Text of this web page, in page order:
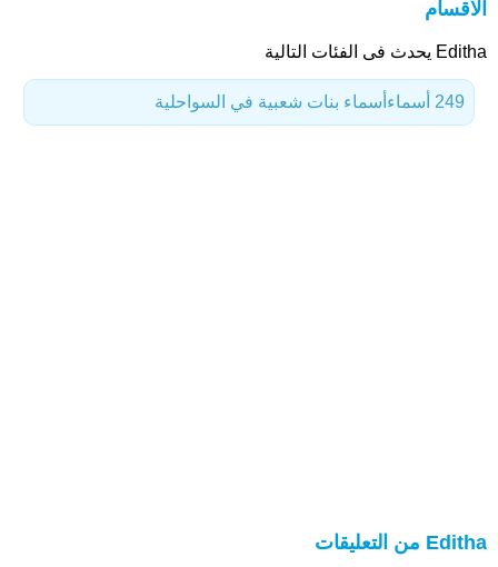
الأقسام
Editha يحدث فى الفئات التالية
أسماء بنات شعبية في السواحلية 249 أسماء
Editha من التعليقات